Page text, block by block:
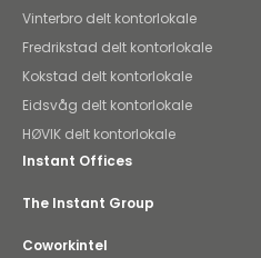
Vinterbro delt kontorlokale
Fredrikstad delt kontorlokale
Kokstad delt kontorlokale
Eidsvåg delt kontorlokale
HØVIK delt kontorlokale
Instant Offices
The Instant Group
Coworkintel